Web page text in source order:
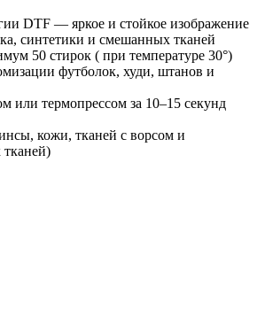
DTF — яркое и стойкое изображение
синтетики и смешанных тканей
50 стирок ( при температуре 30°)
футболок, худи, штанов и
или термопрессом за 10–15 секунд
кожи, тканей с ворсом и